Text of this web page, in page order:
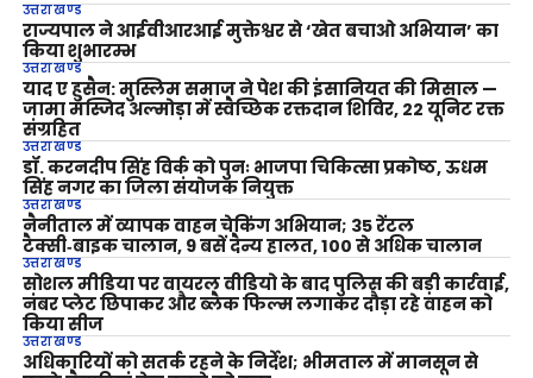
उत्तराखण्ड
राज्यपाल ने आईवीआरआई मुक्तेश्वर से ‘खेत बचाओ अभियान’ का
किया शुभारम्भ
उत्तराखण्ड
याद ए हुसैन: मुस्लिम समाज ने पेश की इंसानियत की मिसाल —
जामा मस्जिद अल्मोड़ा में स्वैच्छिक रक्तदान शिविर, 22 यूनिट रक्त
संग्रहित
उत्तराखण्ड
डॉ. करनदीप सिंह विर्क को पुनः भाजपा चिकित्सा प्रकोष्ठ, ऊधम
सिंह नगर का जिला संयोजक नियुक्त
उत्तराखण्ड
नैनीताल में व्यापक वाहन चेकिंग अभियान; 35 रेंटल
टैक्सी‑बाइक चालान, 9 बसें दैन्य हालत, 100 से अधिक चालान
उत्तराखण्ड
सोशल मीडिया पर वायरल वीडियो के बाद पुलिस की बड़ी कार्रवाई,
नंबर प्लेट छिपाकर और ब्लैक फिल्म लगाकर दौड़ा रहे वाहन को
किया सीज
उत्तराखण्ड
अधिकारियों को सतर्क रहने के निर्देश; भीमताल में मानसून से